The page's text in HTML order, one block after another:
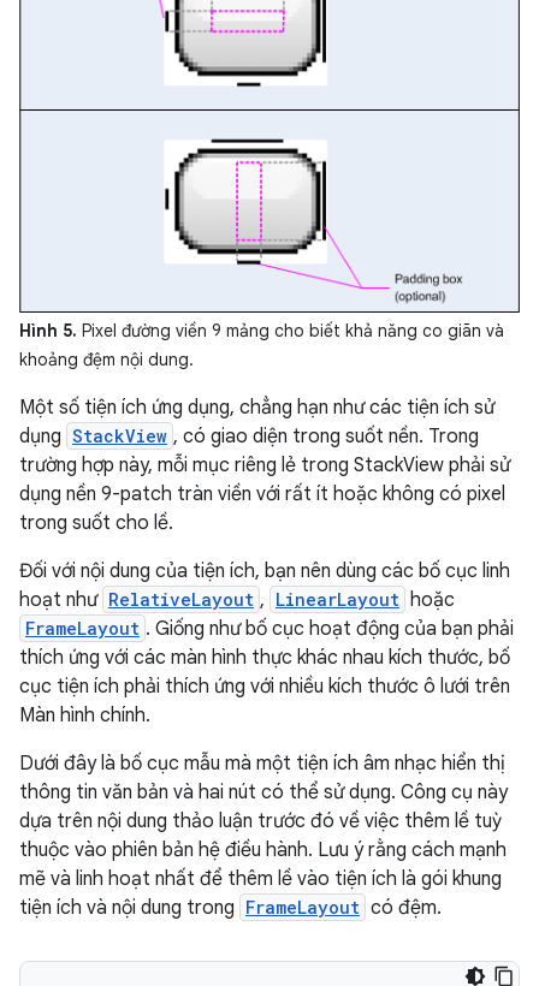
Hình 5. Pixel đường viền 9 mảng cho biết khả năng co giãn và
khoảng đệm nội dung.
Một số tiện ích ứng dụng, chẳng hạn như các tiện ích sử
dụng StackView , có giao diện trong suốt nền. Trong
trường hợp này, mỗi mục riêng lẻ trong StackView phải sử
dụng nền 9-patch tràn viền với rất ít hoặc không có pixel
trong suốt cho lề.
Đối với nội dung của tiện ích, bạn nên dùng các bố cục linh
hoạt như RelativeLayout , LinearLayout hoặc
FrameLayout . Giống như bố cục hoạt động của bạn phải
thích ứng với các màn hình thực khác nhau kích thước, bố
cục tiện ích phải thích ứng với nhiều kích thước ô lưới trên
Màn hình chính.
Dưới đây là bố cục mẫu mà một tiện ích âm nhạc hiển thị
thông tin văn bản và hai nút có thể sử dụng. Công cụ này
dựa trên nội dung thảo luận trước đó về việc thêm lề tuỳ
thuộc vào phiên bản hệ điều hành. Lưu ý rằng cách mạnh
mẽ và linh hoạt nhất để thêm lề vào tiện ích là gói khung
tiện ích và nội dung trong FrameLayout có đệm.